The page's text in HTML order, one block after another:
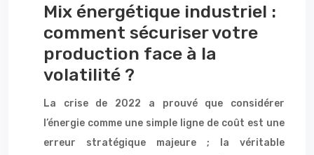
Mix énergétique industriel :
comment sécuriser votre
production face à la
volatilité ?
La crise de 2022 a prouvé que considérer
l’énergie comme une simple ligne de coût est une
erreur stratégique majeure ; la véritable